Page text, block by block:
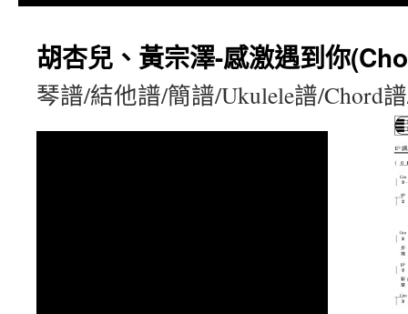
胡杏兒、黃宗澤-感激遇到你
琴譜/結他譜/簡譜/Ukulele譜/Chord